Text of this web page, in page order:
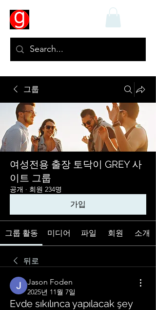
그룹
여성전용 출장 토닥이 GREY 사
이트 그룹
공개 · 회원 234명
가입
그룹 활동 미디어 파일 회원 소개
뒤로
Jason Foden
2025년 11월 7일
Evde sıkılınca yapılacak şey